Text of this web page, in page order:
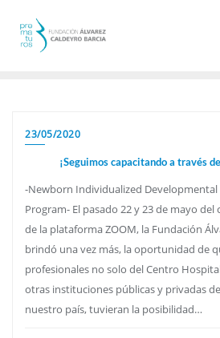
23/05/2020
¡Seguimos capacitando a través
-Newborn Individualized Developmental
Program- El pasado 22 y 23 de mayo
de la plataforma ZOOM, la Fundación
brindó una vez más, la oportunidad de
profesionales no solo del Centro
otras instituciones públicas y privadas
nuestro país, tuvieran la posibilidad…